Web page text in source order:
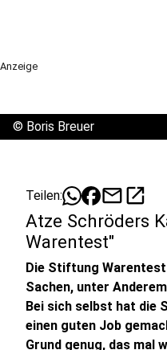
Anzeige
© Boris Breuer
Teilen: mailopen_in_new
Atze Schröders
Warentest"
Die Stiftung
Sachen, unter
Bei sich selbst hat die
einen guten Job
Grund genug, das mal